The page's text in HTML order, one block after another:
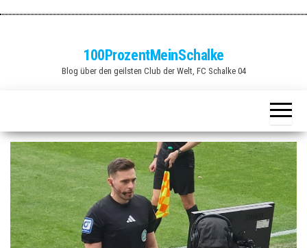
100ProzentMeinSchalke
Blog über den geilsten Club der Welt, FC Schalke 04